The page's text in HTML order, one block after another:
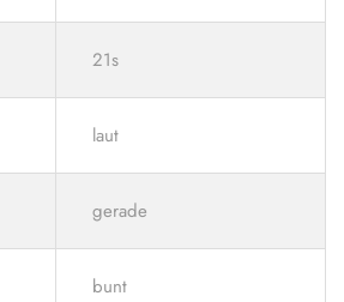
21s
laut
gerade
bunt